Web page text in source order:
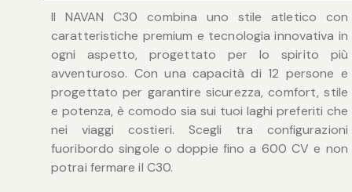
Il NAVAN C30 combina uno stile atletico con
caratteristiche premium e tecnologia innovativa in
ogni aspetto, progettato per lo spirito più
avventuroso. Con una capacità di 12 persone e
progettato per garantire sicurezza, comfort, stile
e potenza, è comodo sia sui tuoi laghi preferiti che
nei viaggi costieri. Scegli tra configurazioni
fuoribordo singole o doppie fino a 600 CV e non
potrai fermare il C30.